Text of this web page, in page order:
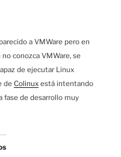
a VMWare pero en
conozca VMWare, se
de ejecutar Linux
de Colinux está intentando
fase de desarrollo muy